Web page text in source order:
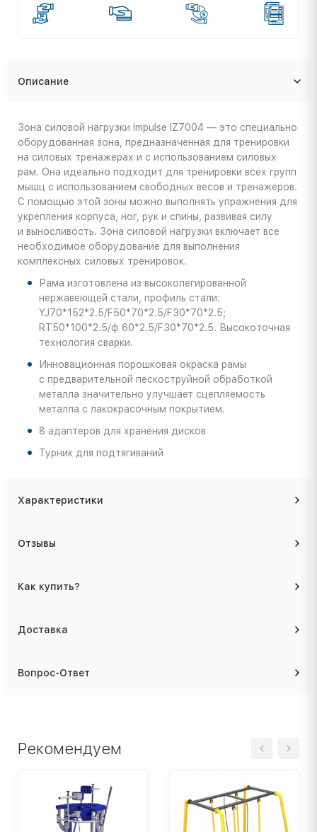
Описание
Зона силовой нагрузки Impulse IZ7004 — это специально
оборудованная зона, предназначенная для тренировки
на силовых тренажерах и с использованием силовых
рам. Она идеально подходит для тренировки всех групп
мышц с использованием свободных весов и тренажеров.
С помощью этой зоны можно выполнять упражнения для
укрепления корпуса, ног, рук и спины, развивая силу
и выносливость. Зона силовой нагрузки включает все
необходимое оборудование для выполнения
комплексных силовых тренировок.
Рама изготовлена из высоколегированной
нержавеющей стали, профиль стали:
YJ70*152*2.5/F50*70*2.5/F30*70*2.5;
RT50*100*2.5/ф 60*2.5/F30*70*2.5. Высокоточная
технология сварки.
Инновационная порошковая окраска рамы
с предварительной пескоструйной обработкой
металла значительно улучшает сцепляемость
металла с лакокрасочным покрытием.
8 адаптеров для хранения дисков
Турник для подтягиваний
Характеристики
Отзывы
Как купить?
Доставка
Вопрос-Ответ
Рекомендуем